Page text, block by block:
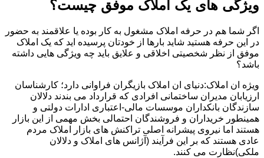
ویژگی های یک املاک موفق چیست؟
اگر شما هم در حرفه املاک مشغول به کار بوده یا علاقمند به حضور
در این حرفه هستید شاید بارها از خودتان پرسیده اید که یک املاک
موفق از نظر شخصیتی اخلاقی و علایق باید چه ویژگی هایی داشته
باشد؟
ویژه ان املاک:دنیای ان املاک بازیگران فراوانی دارد؛ کارشناسان
ارزیابان مدیران ساختمانی افرادی که قرارداد می بندند دلالان
سازندگان بانکداران موسسات مالی-اعتباری ادارات دولتی و
همینطور خریداران و فروشندگان احتمالی بخش مهمی از این بازار
هستند اما نیروی پیشرانه اصلی تراکنش های بازار املاک مردم
عادی هستند که بر این فرآیند (آژانس های املاک و دلالان
ملکی)نظارت می کنند.